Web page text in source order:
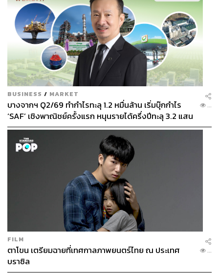
BUSINESS / MARKET
บางจากฯ Q2/69 ทำกำไรทะลุ 1.2 หมื่นล้าน เริ่มบุ๊กกำไร
‘SAF’ เชิงพาณิชย์ครั้งแรก หนุนรายได้ครึ่งปีทะลุ 3.2 แสน
ล้าน
...
FILM
ตาโขน เตรียมฉายที่เทศกาลภาพยนตร์ไทย ณ ประเทศ
บราซิล
...